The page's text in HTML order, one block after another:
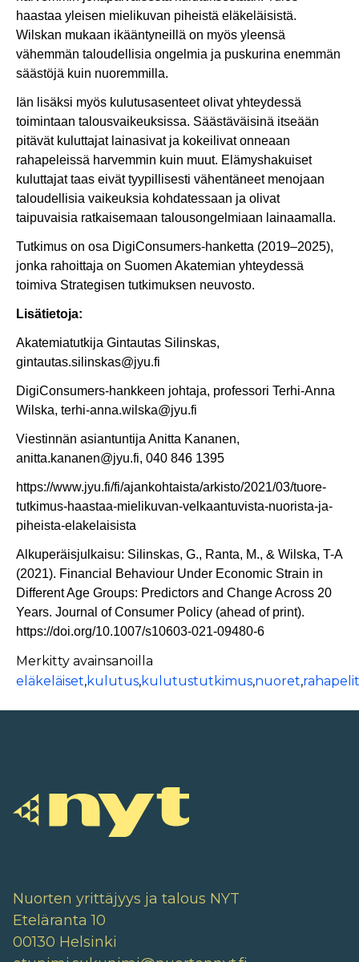
haastaa yleisen mielikuvan piheistä eläkeläisistä.
Wilskan mukaan ikääntyneillä on myös yleensä
vähemmän taloudellisia ongelmia ja puskurina enemmän
säästöjä kuin nuoremmilla.
Iän lisäksi myös kulutusasenteet olivat yhteydessä
toimintaan talousvaikeuksissa. Säästäväisinä itseään
pitävät kuluttajat lainasivat ja kokeilivat onneaan
rahapeleissä harvemmin kuin muut. Elämyshakuiset
kuluttajat taas eivät tyypillisesti vähentäneet menojaan
taloudellisia vaikeuksia kohdatessaan ja olivat
taipuvaisia ratkaisemaan talousongelmiaan lainaamalla.
Tutkimus on osa DigiConsumers-hanketta (2019–2025),
jonka rahoittaja on Suomen Akatemian yhteydessä
toimiva Strategisen tutkimuksen neuvosto.
Lisätietoja:
Akatemiatutkija Gintautas Silinskas,
gintautas.silinskas@jyu.fi
DigiConsumers-hankkeen johtaja, professori Terhi-Anna
Wilska, terhi-anna.wilska@jyu.fi
Viestinnän asiantuntija Anitta Kananen,
anitta.kananen@jyu.fi, 040 846 1395
https://www.jyu.fi/fi/ajankohtaista/arkisto/2021/03/tuore-
tutkimus-haastaa-mielikuvan-velkaantuvista-nuorista-ja-
piheista-elakelaisista
Alkuperäisjulkaisu: Silinskas, G., Ranta, M., & Wilska, T-A
(2021). Financial Behaviour Under Economic Strain in
Different Age Groups: Predictors and Change Across 20
Years. Journal of Consumer Policy (ahead of print).
https://doi.org/10.1007/s10603-021-09480-6
Merkitty avainsanoilla
eläkeläiset,kulutus,kulutustutkimus,nuoret,rahapelit
Nuorten yrittäjyys ja talous NYT
Eteläranta 10
00130 Helsinki